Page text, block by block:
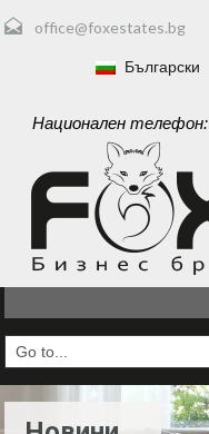
office@foxestates.bg
Български
Национален телефон: